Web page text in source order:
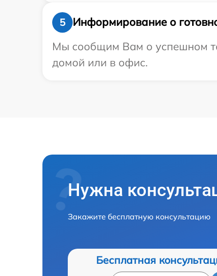
5
Информирование о
Мы сообщим Вам о успешном
домой или в офис.
Нужна
Закажите бесплатную консультацию
Бесплатная